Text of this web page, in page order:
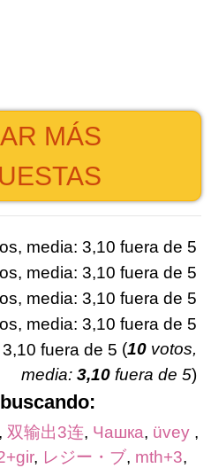
MÁS
(10 votos,
media: 3,10 fuera de 5)
, 双输出3连, Чашка, üvey ,
, レジー・ブ, mth+3,